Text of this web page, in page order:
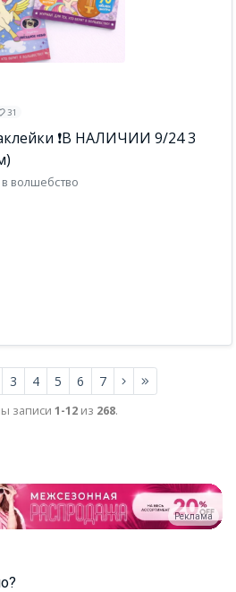
31
❗В НАЛИЧИИ 9/24 3
волшебство
3 4 5 6 7
записи 1-12из 268.
Реклама